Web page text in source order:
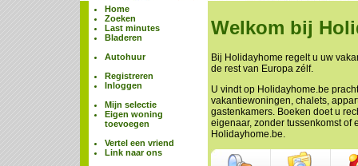
Home
Zoeken
Last minutes
Bladeren
Autohuur
Registreren
Inloggen
Mijn selectie
Eigen woning
toevoegen
Vertel een vriend
Link naar ons
Welkom bij
Bij Holidayhome regelt u uw
de rest van Europa zélf.
U vindt op Holidayhome.be
vakantiewoningen, chalets,
gastenkamers. Boeken doet u
eigenaar, zonder tussenkomst of
Holidayhome.be.